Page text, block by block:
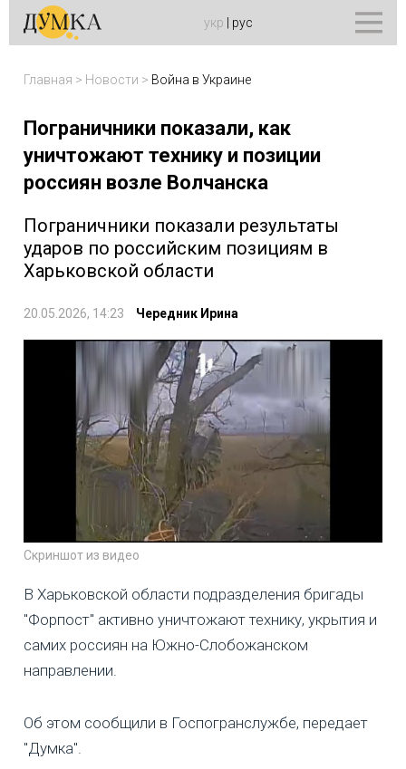
укр рус
Главная > Новости > Война в Украине
Пограничники показали, как
уничтожают технику и позиции
россиян возле Волчанска
Пограничники показали результаты
ударов по российским позициям в
Харьковской области
20.05.2026, 14:23 Чередник Ирина
Скриншот из видео
В Харьковской области подразделения бригады
"Форпост" активно уничтожают технику, укрытия и
самих россиян на Южно-Слобожанском
направлении.
Об этом сообщили в Госпогранслужбе, передает
"Думка".